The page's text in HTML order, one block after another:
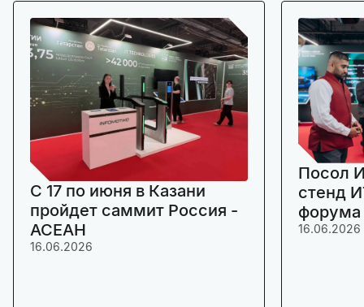
C 17 по июня в Казани
пройдет саммит Россия -
АСЕАН
16.06.2026
Посол
стенд
16.06.2026